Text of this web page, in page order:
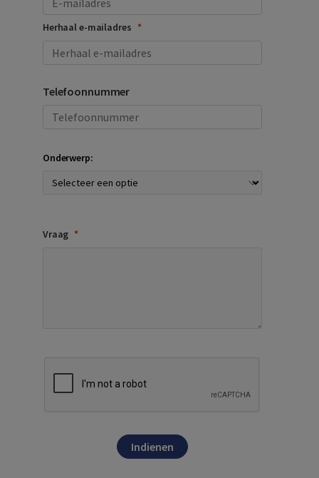
Herhaal e-mailadres
Telefoonnummer
Onderwerp:
Vraag
Indienen